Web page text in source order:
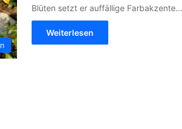
Blüten setzt er auffällige Farbakzente…
Weiterlesen